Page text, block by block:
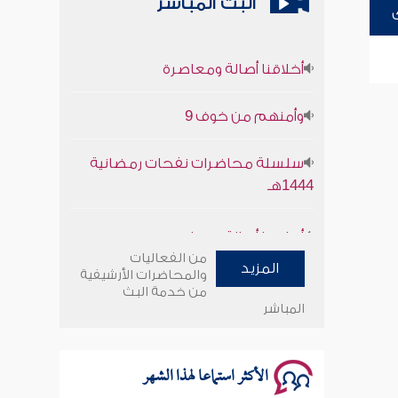
1444هـ
وأمنهم من خوف 9
سلسلة محاضرات نفحات رمضانية
المزيد
من الفعاليات
والمحاضرات الأرشيفية
من خدمة البث
المباشر
الأكثر استماعا لهذا الشهر